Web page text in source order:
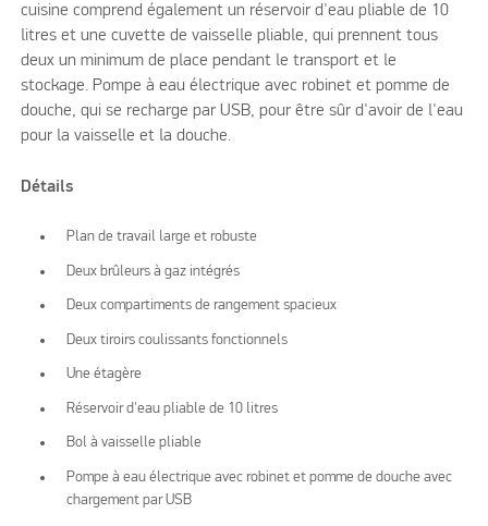
cuisine comprend également un réservoir d'eau pliable de 10
litres et une cuvette de vaisselle pliable, qui prennent tous
deux un minimum de place pendant le transport et le
stockage. Pompe à eau électrique avec robinet et pomme de
douche, qui se recharge par USB, pour être sûr d'avoir de l'eau
pour la vaisselle et la douche.
Détails
Plan de travail large et robuste
Deux brûleurs à gaz intégrés
Deux compartiments de rangement spacieux
Deux tiroirs coulissants fonctionnels
Une étagère
Réservoir d'eau pliable de 10 litres
Bol à vaisselle pliable
Pompe à eau électrique avec robinet et pomme de douche avec
chargement par USB